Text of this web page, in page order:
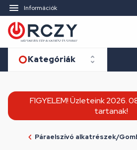
Információk
Kategóriák
FIGYELEM! Üzleteink 2026.
tartanak!
Páraelszívó alkatrészek/